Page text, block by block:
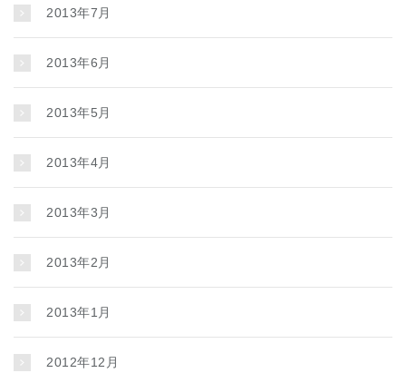
2013年7月
2013年6月
2013年5月
2013年4月
2013年3月
2013年2月
2013年1月
2012年12月